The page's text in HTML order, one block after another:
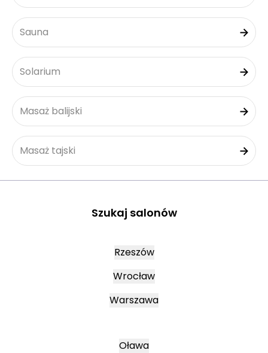
Sauna
Solarium
Masaż balijski
Masaż tajski
Szukaj salonów
Rzeszów
Wrocław
Warszawa
Oława